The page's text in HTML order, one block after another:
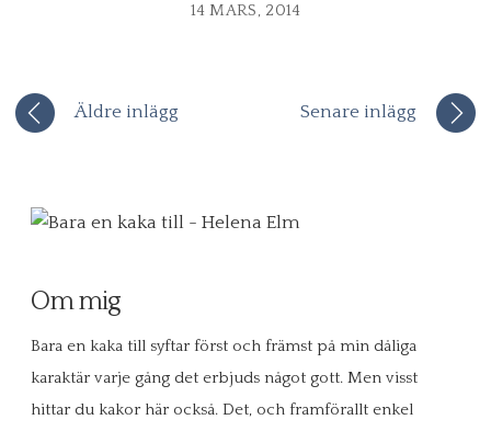
14 MARS, 2014
Äldre inlägg Senare inlägg
Om mig
Bara en kaka till syftar först och främst på min dåliga
karaktär varje gång det erbjuds något gott. Men visst
hittar du kakor här också. Det, och framförallt enkel